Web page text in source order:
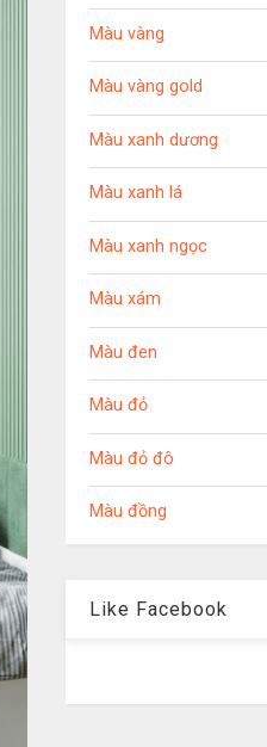
Màu vàng
Màu vàng gold
Màu xanh dương
Màu xanh lá
Màu xanh ngọc
Màu xám
Màu đen
Màu đỏ
Màu đỏ đô
Màu đồng
Like Facebook